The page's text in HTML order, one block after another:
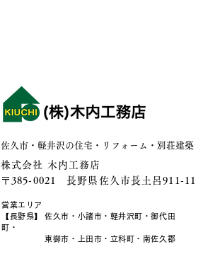
佐久市・軽井沢の住宅・リフォーム・別荘建築
株式会社 木内工務店
〒385-0021 長野県佐久市長土呂911-11
営業エリア
【長野県】 佐久市・小諸市・軽井沢町・御代田
町・
東御市・上田市・立科町・南佐久郡